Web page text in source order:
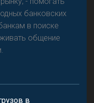
банковских
в поиске
общение
в